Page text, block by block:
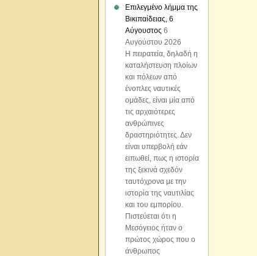
Επιλεγμένο λήμμα της
Βικιπαίδειας, 6
Αύγουστος 6
Αυγούστου 2026
Η πειρατεία, δηλαδή η
καταλήστευση πλοίων
και πόλεων από
ένοπλες ναυτικές
ομάδες, είναι μία από
τις αρχαιότερες
ανθρώπινες
δραστηριότητες. Δεν
είναι υπερβολή εάν
ειπωθεί, πως η ιστορία
της ξεκινά σχεδόν
ταυτόχρονα με την
ιστορία της ναυτιλίας
και του εμπορίου.
Πιστεύεται ότι η
Μεσόγειος ήταν ο
πρώτος χώρος που ο
άνθρωπος